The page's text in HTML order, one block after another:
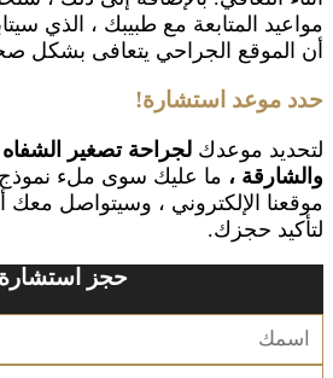
مواعيد المتابعة مع طبيبك ، الذي
أن الموقع الجراحي يتعافى بشكل
حدد موعد استشارة!
لتحديد موعدك لجراحة تصغير
والشارقة ، ما عليك سوى ملء
موقعنا الإلكتروني ، وسيتواصل معك
لتأكيد حجزك.
حجز استشارة